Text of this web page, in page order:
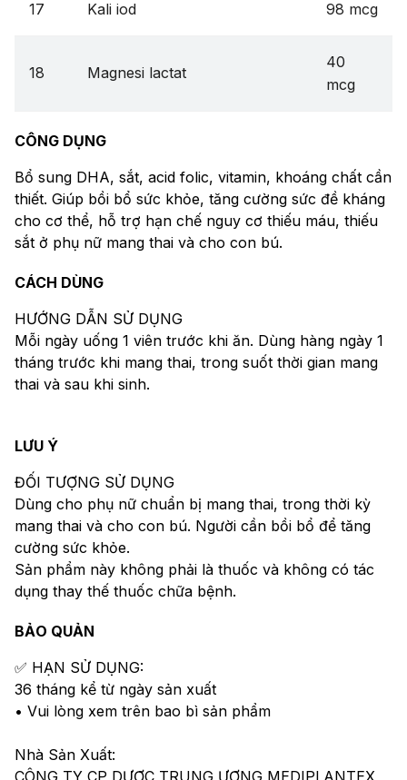
17 Kali iod 98 mcg
18 Magnesi lactat
40
mcg
CÔNG DỤNG
Bổ sung DHA, sắt, acid folic, vitamin, khoáng chất cần
thiết. Giúp bồi bổ sức khỏe, tăng cường sức đề kháng
cho cơ thể, hỗ trợ hạn chế nguy cơ thiếu máu, thiếu
sắt ở phụ nữ mang thai và cho con bú.
CÁCH DÙNG
HƯỚNG DẪN SỬ DỤNG
Mỗi ngày uống 1 viên trước khi ăn. Dùng hàng ngày 1
tháng trước khi mang thai, trong suốt thời gian mang
thai và sau khi sinh.
LƯU Ý
ĐỐI TƯỢNG SỬ DỤNG
Dùng cho phụ nữ chuẩn bị mang thai, trong thời kỳ
mang thai và cho con bú. Người cần bồi bổ để tăng
cường sức khỏe.
Sản phẩm này không phải là thuốc và không có tác
dụng thay thế thuốc chữa bệnh.
BẢO QUẢN
✅ HẠN SỬ DỤNG:
36 tháng kể từ ngày sản xuất
• Vui lòng xem trên bao bì sản phẩm
Nhà Sản Xuất:
CÔNG TY CP DƯỢC TRUNG ƯƠNG MEDIPLANTEX